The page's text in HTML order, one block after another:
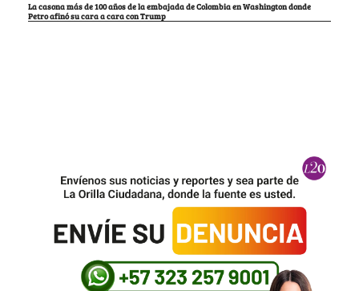
La casona más de 100 años de la embajada de Colombia en Washington donde
Petro afinó su cara a cara con Trump